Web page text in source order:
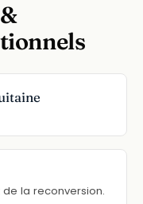
la reconversion.